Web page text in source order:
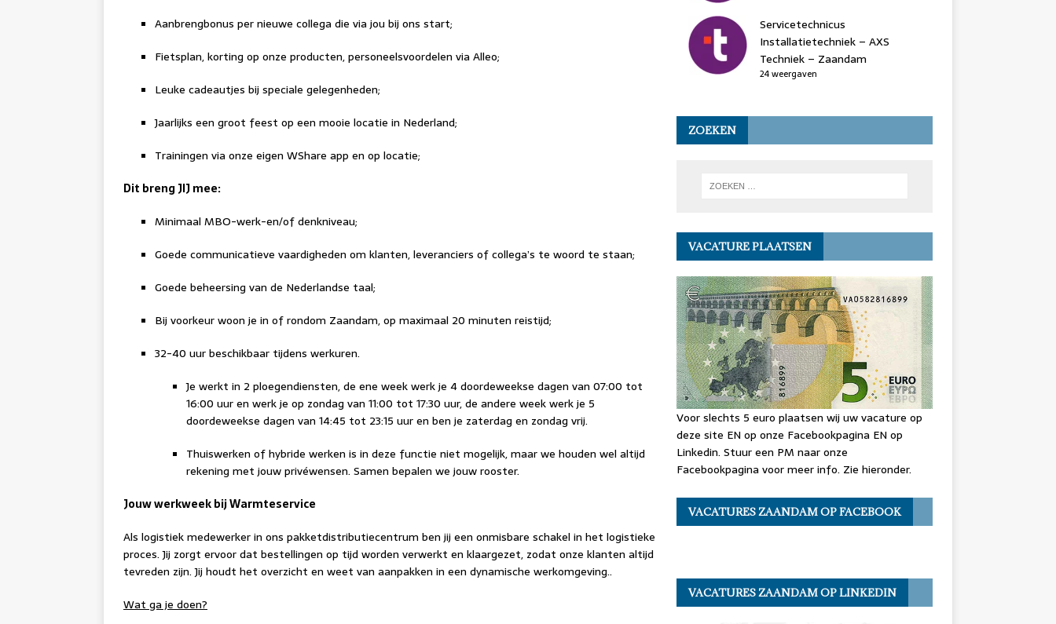
Aanbrengbonus per nieuwe collega die via jou bij ons start;
Fietsplan, korting op onze producten, personeelsvoordelen via Alleo;
Leuke cadeautjes bij speciale gelegenheden;
Jaarlijks een groot feest op een mooie locatie in Nederland;
Trainingen via onze eigen WShare app en op locatie;
Dit brengJIJmee:
Minimaal MBO-werk-en/of denkniveau;
Goede communicatieve vaardigheden om klanten, leveranciers of collega’s te woord te staan;
Goede beheersing van de Nederlandse taal;
Bij voorkeur woon je in of rondom Zaandam, op maximaal 20 minuten reistijd;
32-40 uur beschikbaar tijdens werkuren.
Je werkt in 2 ploegendiensten, de ene week werk je 4 doordeweekse dagen van 07:00 tot
16:00 uur en werk je op zondag van 11:00 tot 17:30 uur, de andere week werk je 5
doordeweekse dagen van 14:45 tot 23:15 uur en ben je zaterdag en zondag vrij.
Thuiswerken of hybride werken is in deze functie niet mogelijk, maar we houden wel altijd
rekening met jouw privéwensen. Samen bepalen we jouw rooster.
Jouw werkweek bij Warmteservice
Als logistiek medewerker in ons pakketdistributiecentrum ben jij een onmisbare schakel in het logistieke
proces. Jij zorgt ervoor dat bestellingen op tijd worden verwerkt en klaargezet, zodat onze klanten altijd
tevreden zijn. Jij houdt het overzicht en weet van aanpakken in een dynamische werkomgeving..
Wat ga je doen?
Servicetechnicus
Installatietechniek – AXS
Techniek – Zaandam
24 weergaven
ZOEKEN
VACATURE PLAATSEN
Voor slechts 5 euro plaatsen wij uw vacature op
deze site EN op onze Facebookpagina EN op
Linkedin. Stuur een PM naar onze
Facebookpagina voor meer info. Zie hieronder.
VACATURES ZAANDAM OP FACEBOOK
VACATURES ZAANDAM OP LINKEDIN